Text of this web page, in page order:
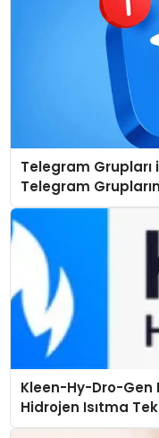
Telegram Grupları
Telegram
Kleen-Hy-Dro-Gen
Hidrojen Isıtma
Düzenleyici